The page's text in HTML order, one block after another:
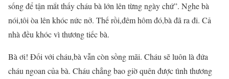
sống để tận mắt thấy cháu bà lớn lên từng ngày chứ”. Nghe bà
nói,tôi òa lên khóc nức nở. Thế rồi,đêm hôm đó,bà đã ra đi. Cả
nhà đều khóc vì thương tiếc bà.
Bà ơi! Đối với cháu,bà vẫn còn sồng mãi. Cháu sẽ luôn là đứa
cháu ngoan của bà. Cháu chẳng bao giờ quên được tình thương